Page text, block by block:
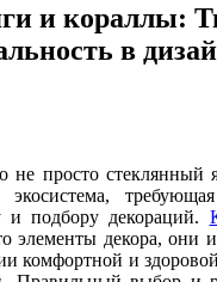
и кораллы:
в
не просто стеклянный
и подбору декораций.
элементы декора, они
комфортной и